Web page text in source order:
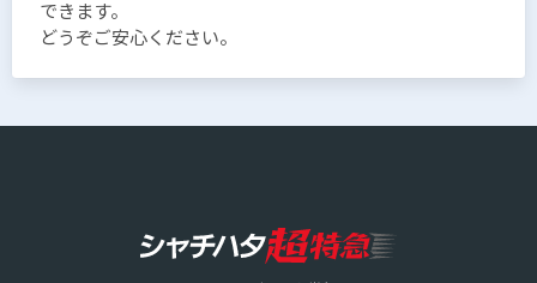
できます。
どうぞご安心ください。